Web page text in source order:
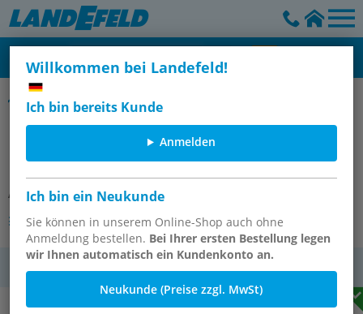
Willkommen bei Landefeld!
Ich bin bereits Kunde
Anmelden
Ich bin ein Neukunde
Sie können in unserem Online-Shop auch ohne
Anmeldung bestellen. Bei Ihrer ersten Bestellung legen
wir Ihnen automatisch ein Kundenkonto an.
Neukunde (Preise zzgl. MwSt)
Mehrzweckstrahlrohre mit Gewindeanschluss, DIN 14365
Mehrzweckstrahlrohr, G 2" AG,
Düse 9mm
Artikelnummer: STKSR 20 K
Andere Varianten des Artikels
MwSt.